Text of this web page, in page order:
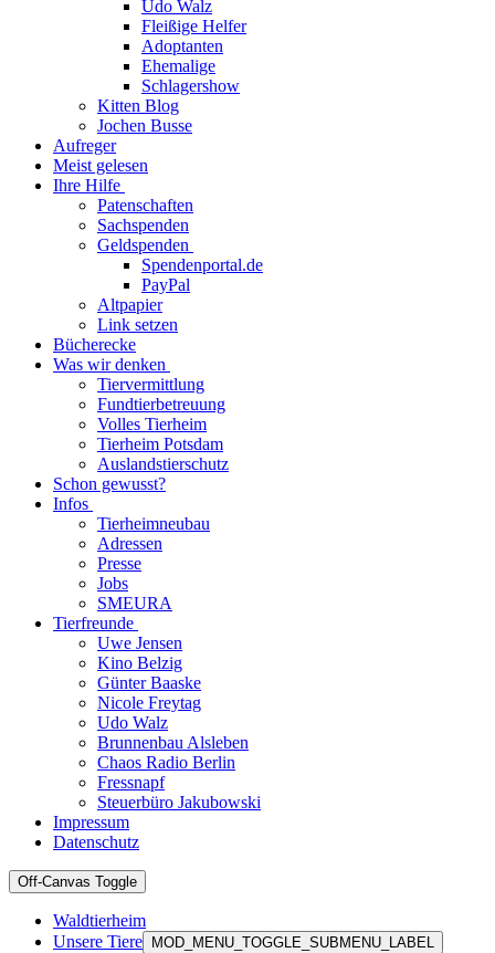
Udo Walz
Fleißige Helfer
Adoptanten
Ehemalige
Schlagershow
Kitten Blog
Jochen Busse
Aufreger
Meist gelesen
Ihre Hilfe
Patenschaften
Sachspenden
Geldspenden
Spendenportal.de
PayPal
Altpapier
Link setzen
Bücherecke
Was wir denken
Tiervermittlung
Fundtierbetreuung
Volles Tierheim
Tierheim Potsdam
Auslandstierschutz
Schon gewusst?
Infos
Tierheimneubau
Adressen
Presse
Jobs
SMEURA
Tierfreunde
Uwe Jensen
Kino Belzig
Günter Baaske
Nicole Freytag
Udo Walz
Brunnenbau Alsleben
Chaos Radio Berlin
Fressnapf
Steuerbüro Jakubowski
Impressum
Datenschutz
Off-Canvas Toggle
Waldtierheim
Unsere Tiere
MOD_MENU_TOGGLE_SUBMENU_LABEL